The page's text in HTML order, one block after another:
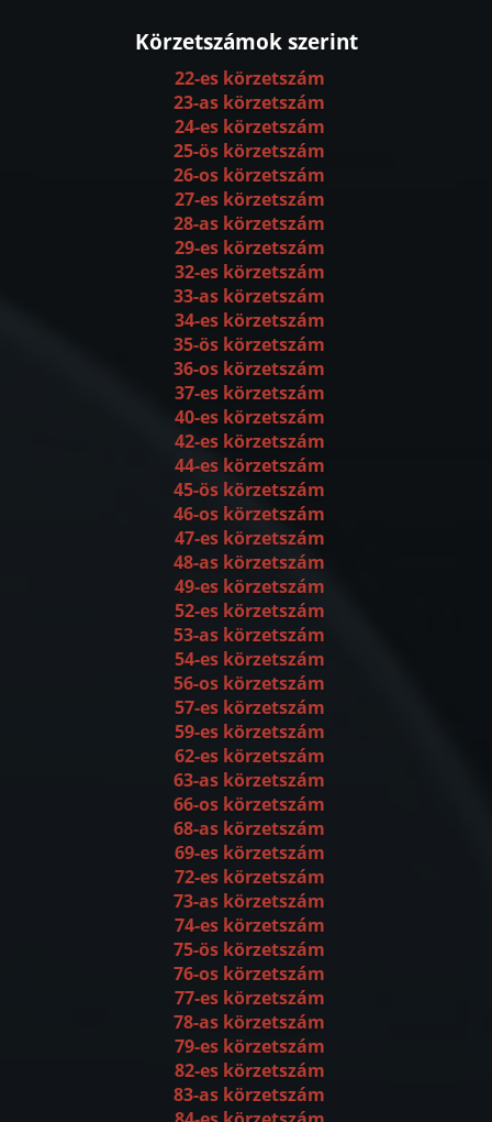
Körzetszámok szerint
22-es körzetszám
23-as körzetszám
24-es körzetszám
25-ös körzetszám
26-os körzetszám
27-es körzetszám
28-as körzetszám
29-es körzetszám
32-es körzetszám
33-as körzetszám
34-es körzetszám
35-ös körzetszám
36-os körzetszám
37-es körzetszám
40-es körzetszám
42-es körzetszám
44-es körzetszám
45-ös körzetszám
46-os körzetszám
47-es körzetszám
48-as körzetszám
49-es körzetszám
52-es körzetszám
53-as körzetszám
54-es körzetszám
56-os körzetszám
57-es körzetszám
59-es körzetszám
62-es körzetszám
63-as körzetszám
66-os körzetszám
68-as körzetszám
69-es körzetszám
72-es körzetszám
73-as körzetszám
74-es körzetszám
75-ös körzetszám
76-os körzetszám
77-es körzetszám
78-as körzetszám
79-es körzetszám
82-es körzetszám
83-as körzetszám